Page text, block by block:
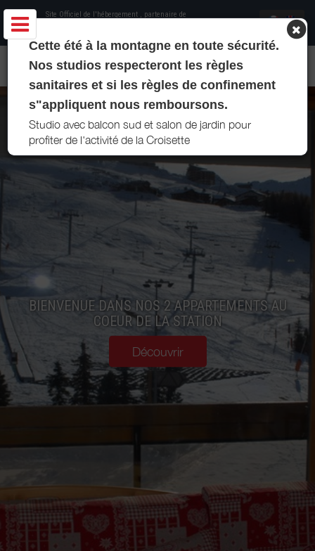
Site Officiel de l'hébergement , partenaire de
APPARTEMENT BLOCHOUSE - LA CROISETTE - LES MENUIRES
Cette été à la montagne en toute sécurité.
Nos studios respecteront les règles
sanitaires et si les règles de confinement
s"appliquent nous remboursons.
Studio avec balcon sud et salon de jardin pour
profiter de l'activité de la Croisette
BIENVENUE DANS NOS 2 APPARTEMENTS AU
COEUR DE LA STATION
Découvrir